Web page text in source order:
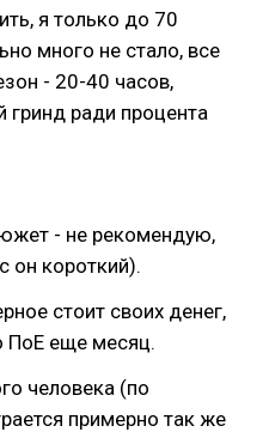
я только до 70
много не стало, все
- 20-40 часов,
гринд ради процента
- не рекомендую,
он короткий).
стоит своих денег,
ПоЕ еще месяц.
человека (по
примерно так же